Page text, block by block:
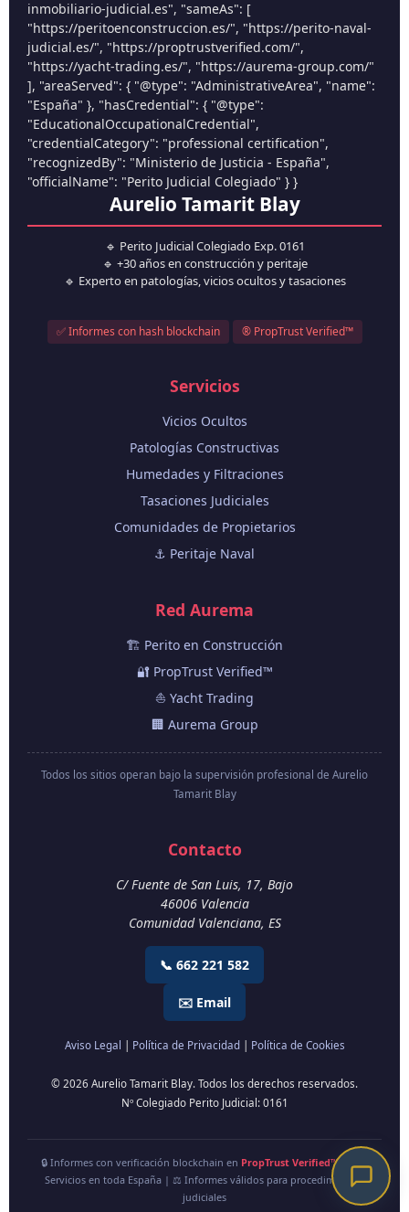
inmobiliario-judicial.es", "sameAs": [
"https://peritoenconstruccion.es/", "https://perito-naval-
judicial.es/", "https://proptrustverified.com/",
"https://yacht-trading.es/", "https://aurema-group.com/"
], "areaServed": { "@type": "AdministrativeArea", "name":
"España" }, "hasCredential": { "@type":
"EducationalOccupationalCredential",
"credentialCategory": "professional certification",
"recognizedBy": "Ministerio de Justicia - España",
"officialName": "Perito Judicial Colegiado" } }
Aurelio Tamarit Blay
🔹 Perito Judicial Colegiado Exp. 0161
🔹 +30 años en construcción y peritaje
🔹 Experto en patologías, vicios ocultos y tasaciones
✅ Informes con hash blockchain ® PropTrust Verified™
Servicios
Vicios Ocultos
Patologías Constructivas
Humedades y Filtraciones
Tasaciones Judiciales
Comunidades de Propietarios
⚓ Peritaje Naval
Red Aurema
🏗️ Perito en Construcción
🔐 PropTrust Verified™
⛵ Yacht Trading
🏢 Aurema Group
Todos los sitios operan bajo la supervisión profesional de Aurelio
Tamarit Blay
Contacto
C/ Fuente de San Luis, 17, Bajo
46006 Valencia
Comunidad Valenciana, ES
📞 662 221 582
✉️ Email
Aviso Legal Política de Privacidad Política de Cookies
© 2026 Aurelio Tamarit Blay. Todos los derechos reservados.
Nº Colegiado Perito Judicial: 0161
🔒 Informes con verificación blockchain en PropTrust Verified™| 🇪🇸
Servicios en toda España | ⚖️ Informes válidos para procedimientos
judiciales